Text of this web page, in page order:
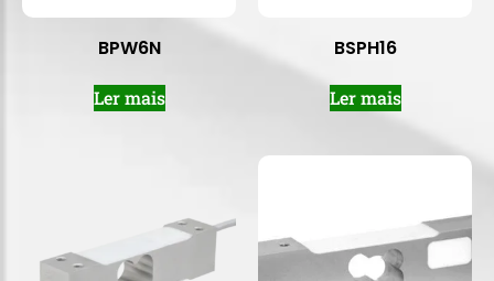
BPW6N
Ler mais
BSPH16
Ler mais